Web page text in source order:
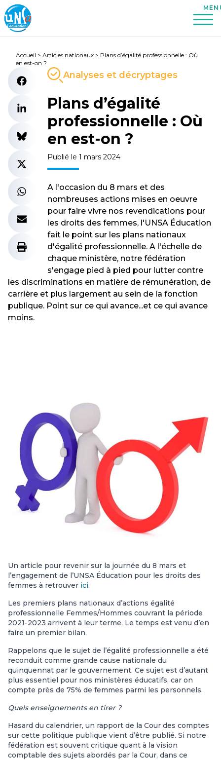
Accueil > Articles nationaux > Plans d’égalité professionnelle : Où
en est-on ?
Analyses et décryptages
Plans d’égalité
professionnelle : Où
en est-on ?
Publié le 1 mars 2024
A l'occasion du 8 mars et des
nombreuses actions mises en oeuvre
pour faire vivre nos revendications pour
les droits des femmes, l'UNSA Éducation
fait le point sur les plans nationaux
d'égalité professionnelle. A l'échelle de
chaque ministère, notre fédération
s'engage pied à pied pour lutter contre
les discriminations en matière de rémunération, de
carrière et plus largement au sein de la fonction
publique. Point sur ce qui avance...et ce qui avance
moins.
Un article pour revenir sur la journée du 8 mars et
l’engagement de l’UNSA Éducation pour les droits des
femmes à retrouver ici.
Les premiers plans nationaux d’actions égalité
professionnelle Femmes/Hommes couvrant la période
2021-2023 arrivent à leur terme. Le temps est venu d’en
faire un premier bilan.
Rappelons que le sujet de l’égalité professionnelle a été
reconduit comme grande cause nationale du
quinquennat par le gouvernement. Ce sujet est d’autant
plus essentiel pour nos ministères éducatifs, car on
compte près de 75% de femmes parmi les personnels.
Quels enseignements en tirer ?
Hasard du calendrier, un rapport de la Cour des comptes
sur cette politique publique vient d’être publié. Si notre
fédération est souvent critique quant à la vision
comptable des sujets abordés par la Cour, dans ce